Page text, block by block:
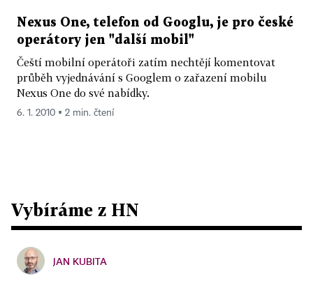
Nexus One, telefon od Googlu, je pro české
operátory jen "další mobil"
Čeští mobilní operátoři zatím nechtějí komentovat
průběh vyjednávání s Googlem o zařazení mobilu
Nexus One do své nabídky.
6. 1. 2010 ▪ 2 min. čtení
Vybíráme z HN
JAN KUBITA